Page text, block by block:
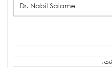
Dr. Nabil Salame